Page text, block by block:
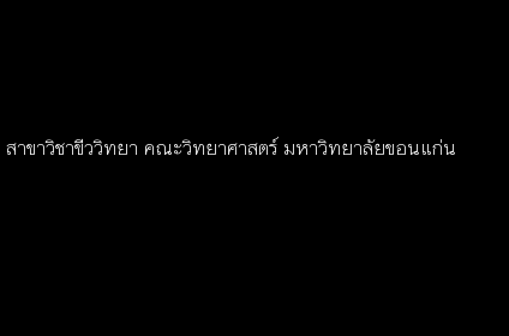
สาขาวิชาขีววิทยา คณะวิทยาศาสตร์ มหาวิทยาลัยขอนแก่น